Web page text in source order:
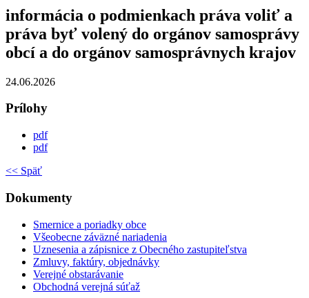
informácia o podmienkach práva voliť a
práva byť volený do orgánov samosprávy
obcí a do orgánov samosprávnych krajov
24.06.2026
Prílohy
pdf
pdf
<< Späť
Dokumenty
Smernice a poriadky obce
Všeobecne záväzné nariadenia
Uznesenia a zápisnice z Obecného zastupiteľstva
Zmluvy, faktúry, objednávky
Verejné obstarávanie
Obchodná verejná súťaž